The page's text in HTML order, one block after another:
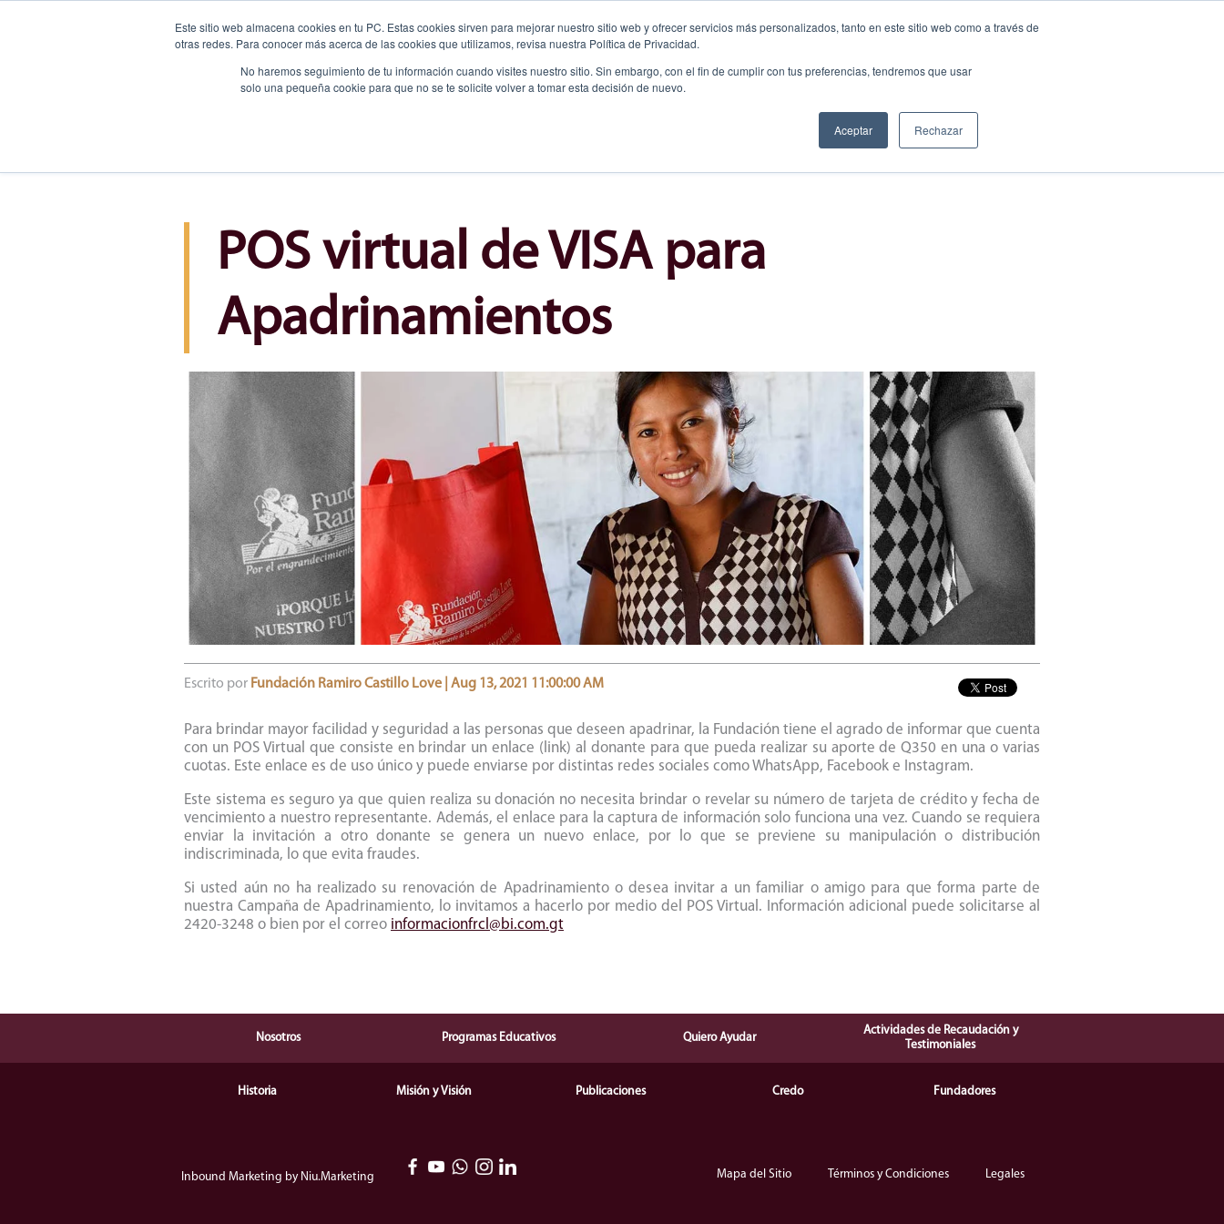
Este sitio web almacena cookies en tu PC. Estas cookies sirven para mejorar nuestro sitio web y ofrecer servicios más personalizados, tanto en este sitio web como a través de
otras redes. Para conocer más acerca de las cookies que utilizamos, revisa nuestra Política de Privacidad.
No haremos seguimiento de tu información cuando visites nuestro sitio. Sin embargo, con el fin de cumplir con tus preferencias, tendremos que usar
solo una pequeña cookie para que no se te solicite volver a tomar esta decisión de nuevo.
Aceptar Rechazar
Nosotros
Programas
Quiero Ayudar
POS virtual de VISA para
Apadrinamientos
Escrito por Fundación Ramiro Castillo Love | Aug 13, 2021 11:00:00 AM
Para brindar mayor facilidad y seguridad a las personas que deseen apadrinar, la Fundación tiene el agrado de informar que cuenta
con un POS Virtual que consiste en brindar un enlace (link) al donante para que pueda realizar su aporte de Q350 en una o varias
cuotas. Este enlace es de uso único y puede enviarse por distintas redes sociales como WhatsApp, Facebook e Instagram.
Este sistema es seguro ya que quien realiza su donación no necesita brindar o revelar su número de tarjeta de crédito y fecha de
vencimiento a nuestro representante. Además, el enlace para la captura de información solo funciona una vez. Cuando se requiera
enviar la invitación a otro donante se genera un nuevo enlace, por lo que se previene su manipulación o distribución
indiscriminada, lo que evita fraudes.
Si usted aún no ha realizado su renovación de Apadrinamiento o desea invitar a un familiar o amigo para que forma parte de
nuestra Campaña de Apadrinamiento, lo invitamos a hacerlo por medio del POS Virtual. Información adicional puede solicitarse al
2420-3248 o bien por el correo informacionfrcl@bi.com.gt
Nosotros
Historia Misión y Visión Publicaciones Credo Fundadores
Programas Educativos Quiero Ayudar
Actividades de Recaudación y
Testimoniales
Contáctenos
Inbound Marketing by Niu.Marketing Mapa del Sitio Términos y Condiciones Legales